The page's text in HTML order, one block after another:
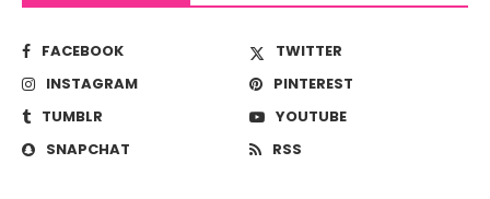
FACEBOOK
TWITTER
INSTAGRAM
PINTEREST
TUMBLR
YOUTUBE
SNAPCHAT
RSS